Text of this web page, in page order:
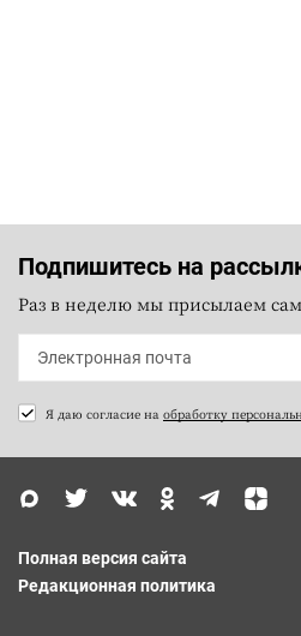
Подпишитесь на
Раз в неделю мы присылаем
Я даю согласие на обработку
Полная версия сайта
Редакционная политика